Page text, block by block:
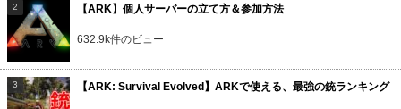
【ARK】個人サーバーの立て方＆参加方法
632.9k件のビュー
【ARK: Survival Evolved】ARKで使える、最強の銃ランキング